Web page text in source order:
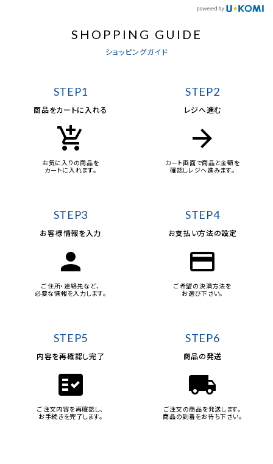
SHOPPING GUIDE
ショッピングガイド
STEP1
商品をカートに入れる
add_shopping_cart
お気に入りの商品を
カートに入れます。
STEP2
レジへ進む
arrow_forward
カート画面で商品と金額を
確認しレジへ進みます。
STEP3
お客様情報を入力
person
ご住所・連絡先など、
必要な情報を入力します。
STEP4
お支払い方法の設定
credit_card
ご希望の決済方法を
お選び下さい。
STEP5
内容を再確認し完了
fact_check
ご注文内容を再確認し、
お手続きを完了します。
STEP6
商品の発送
local_shipping
ご注文の商品を発送します。
商品の到着をお待ち下さい。